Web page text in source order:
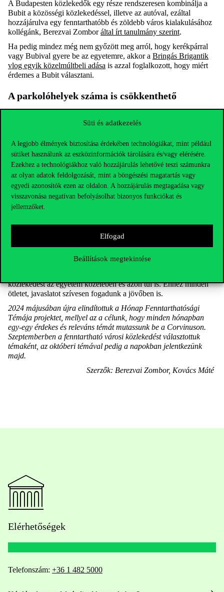
Süti és adatkezelés
A legjobb élmények biztosítása érdekében technológiákat, mint például
sütiket használunk az eszközinformációk tárolására és/vagy elérésére.
Ezekhez a technológiákhoz való hozzájárulás lehetővé teszi számunkra
az olyan adatok feldolgozását, mint a böngészési magatartás vagy
egyedi azonosítók ezen az oldalon. A hozzájárulás megtagadása vagy
visszavonása negatívan befolyásolhat bizonyos funkciókat és
jellemzőket.
Elfogad
Beállítások megtekintése
A Budapesten közlekedők egy része rendszeresen kombinálja a
Bubit a közösségi közlekedéssel, illetve az autóval, ezáltal
hozzájárulva egy fenntarthatóbb és zöldebb város kialakulásához
kollégánk, Berezvai Zomboráltal írt tanulmány szerint.
Ha pedig mindez még nem győzött meg arról, hogy kerékpárral
vagy Bubival gyere be az egyetemre, akkor a Bringás Brigantik
vlog egyik közelmúltbeli adása is azzal foglalkozott, hogy miért
érdemes a Bubit választani.
A parkolóhelyek száma is csökkenthető
minőségére, hanem a szükséges parkolóhelyek számára is hatással
természetnek is.
A Gellért Campus felújítása során 57 százalékkal csökkent a
parkolóhelyek területe, ami kiemelt szempont volt a fejlesztés
során a zöldfelület nagyságának növelése mellett. Ez a tervezési
szempont a teljes, egyetemhez tartozó parkolók területét is
csaknem 30 százalékkal csökkentette.
A 2380 négyzetméter helyett most 1024 négyzetmétert foglalnak
épületet arany fenntarthatósági
A Corvinus Green projektben a továbbiakban is odafigyelünk
közlekedést az egyetem közelében és azon túl is. Ehhez minden
ötletet, javaslatot szívesen fogadunk a jövőben is.
2024 májusában újra elindítottuk a Hónap Fenntarthatósági
Témája projektet, mellyel az a célunk, hogy minden hónapban
egy-egy érdekes és releváns témát mutassunk be a Corvinuson.
Szeptemberben a fenntartható városi közlekedést választottuk
témaként, az októberi témával pedig a napokban jelentkezünk
majd.
Szerzők: Berezvai Zombor, Kovács Máté
Elérhetőségek
Telefonszám: +36 1 482 5000